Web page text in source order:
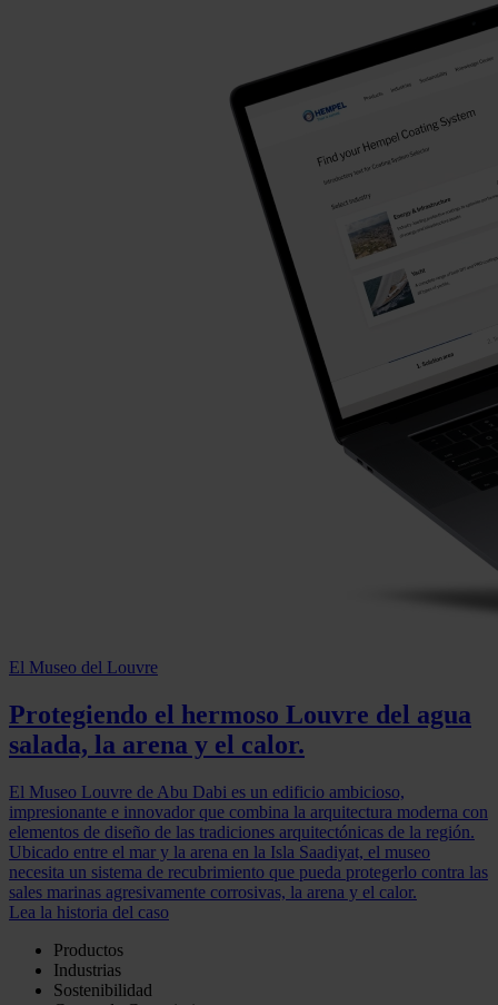
El Museo del Louvre
Protegiendo el hermoso Louvre del agua
salada, la arena y el calor.
El Museo Louvre de Abu Dabi es un edificio ambicioso,
impresionante e innovador que combina la arquitectura moderna con
elementos de diseño de las tradiciones arquitectónicas de la región.
Ubicado entre el mar y la arena en la Isla Saadiyat, el museo
necesita un sistema de recubrimiento que pueda protegerlo contra las
sales marinas agresivamente corrosivas, la arena y el calor.
Lea la historia del caso
Productos
Industrias
Sostenibilidad